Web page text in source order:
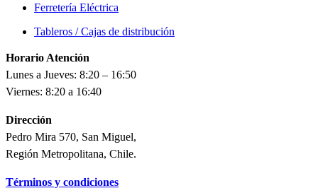
Ferretería Eléctrica
Tableros / Cajas de distribución
Horario Atención
Lunes a Jueves: 8:20 – 16:50
Viernes: 8:20 a 16:40
Dirección
Pedro Mira 570, San Miguel,
Región Metropolitana, Chile.
Términos y condiciones